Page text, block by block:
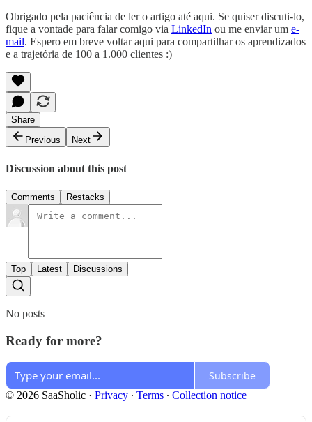
Obrigado pela paciência de ler o artigo até aqui. Se quiser discuti-lo,
fique a vontade para falar comigo via LinkedIn ou me enviar um e-
mail. Espero em breve voltar aqui para compartilhar os aprendizados
e a trajetória de 100 a 1.000 clientes :)
Share
Previous
Next
Discussion about this post
Comments Restacks
Top Latest Discussions
No posts
Ready for more?
Subscribe
© 2026 SaaSholic · Privacy ∙ Terms ∙ Collection notice